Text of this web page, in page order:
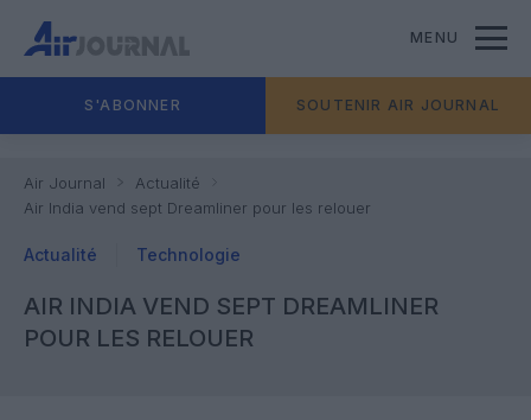
MENU
S'ABONNER SOUTENIR AIR JOURNAL
Air Journal
Actualité
Air India vend sept Dreamliner pour les relouer
Actualité Technologie
AIR INDIA VEND SEPT DREAMLINER
POUR LES RELOUER